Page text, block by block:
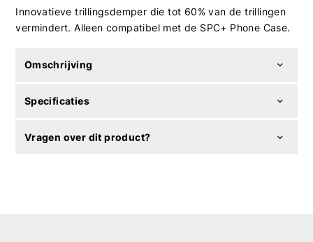
Innovatieve trillingsdemper die tot 60% van de trillingen
vermindert. Alleen compatibel met de SPC+ Phone Case.
Omschrijving
Specificaties
Vragen over dit product?